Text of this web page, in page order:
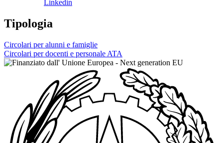
Linkedin
Tipologia
Circolari per alunni e famiglie
Circolari per docenti e personale ATA